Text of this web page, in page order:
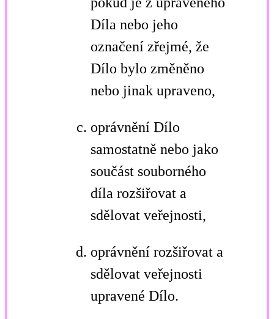
Díla nebo jeho
označení zřejmé, že
Dílo bylo změněno
nebo jinak upraveno,
oprávnění Dílo
samostatně nebo jako
součást souborného
díla rozšiřovat a
sdělovat veřejnosti,
oprávnění rozšiřovat a
sdělovat veřejnosti
upravené Dílo.